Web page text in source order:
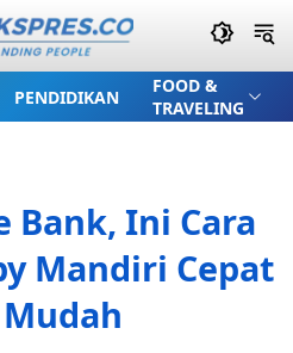
PENDIDIKAN
FOOD &
TRAVELING
Bank, Ini Cara
Mandiri Cepat